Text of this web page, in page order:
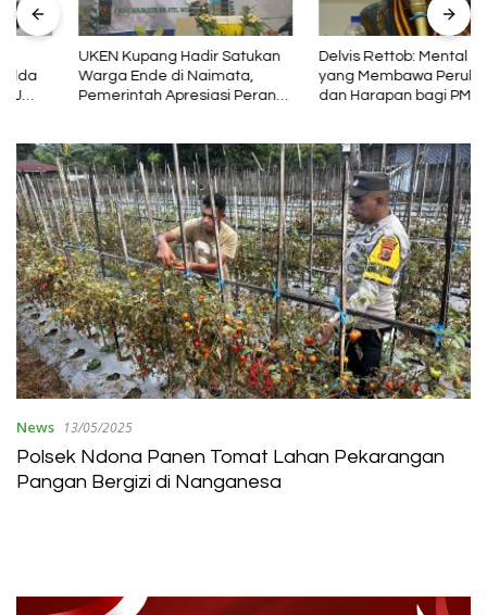
UKEN Kupang Hadir Satukan
Warga Ende di Naimata,
Pemerintah Apresiasi Peran
Delvis Rettob: Mental Baja
yang Membawa Perubahan
dan Harapan bagi PMKRI
News 13/05/2025
Polsek Ndona Panen Tomat Lahan Pekarangan
Pangan Bergizi di Nanganesa